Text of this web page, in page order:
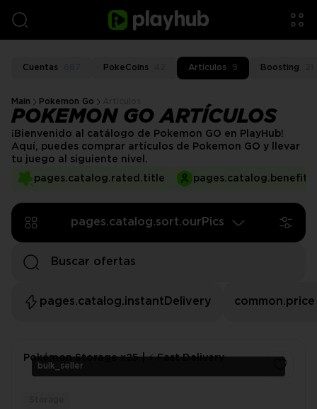
Cuentas PokeCoins Artículos 9 Boosting
Main Pokemon Go
POKEMON GO ARTÍCULOS
pages.catalog.rated.title
¡Bienvenido al catálogo de Pokemon GO en PlayHub!
Aquí, puedes comprar artículos de Pokemon GO y llevar
tu juego al siguiente nivel.
pages.catalog.sort.ourPics
pages.catalog.instantDelivery common.price
bulk_seller
Pokémon Storage x25 | ⚡ Fast Delivery